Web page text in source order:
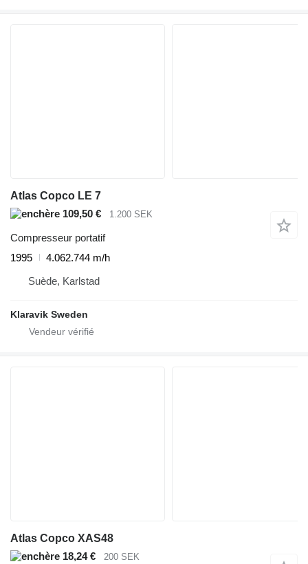
Atlas Copco LE 7
109,50 €
1.200 SEK
Compresseur portatif
1995
4.062.744 m/h
Suède, Karlstad
Klaravik Sweden
Atlas Copco XAS48
18,24 €
200 SEK